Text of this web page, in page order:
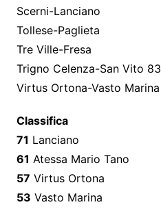
Scerni-Lanciano
Tollese-Paglieta
Tre Ville-Fresa
Trigno Celenza-San Vito 83
Virtus Ortona-Vasto Marina
Classifica
71 Lanciano
61 Atessa Mario Tano
57 Virtus Ortona
53 Vasto Marina